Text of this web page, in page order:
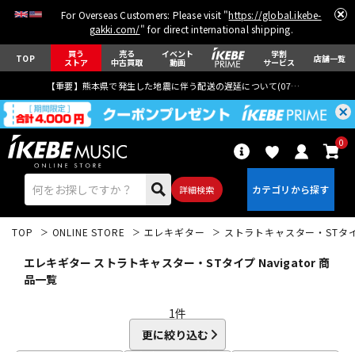
For Overseas Customers: Please visit "https://global.ikebe-
gakki.com/" for direct international shipping.
TOP 買う
ストア
売る
中古買取
イベント
動画
学割
サービス 店舗一覧
【重要】熊本県で発生した地震に伴う配送の遅延について(07月29日
詳細検索
0
TOP ONLINE STORE エレキギター ストラトキャスター・STタ
エレキギター ストラトキャスター・STタイプ Navigator 商
品一覧
1件
更に絞り込む